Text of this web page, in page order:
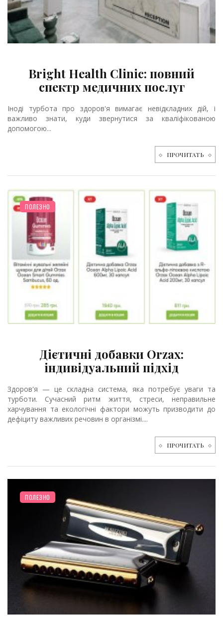
Bright Health Clinic: повний
спектр медичних послуг
Іноді турбота про здоров'я вимагає невідкладних дій, і
важливо знати, куди звернутися за кваліфікованою
допомогою...
ПРОЧИТАТЬ
ПОЛЕЗНО
Дієтичні добавки Orzax:
індивідуальний підхід
Здоров'я — це складна система, яка потребує уваги та
турботи. Сучасний ритм життя, стреси, неправильне
харчування та екологічні фактори можуть призводити до
дефіциту важливих речовин в організмі....
ПРОЧИТАТЬ
ПОЛЕЗНО